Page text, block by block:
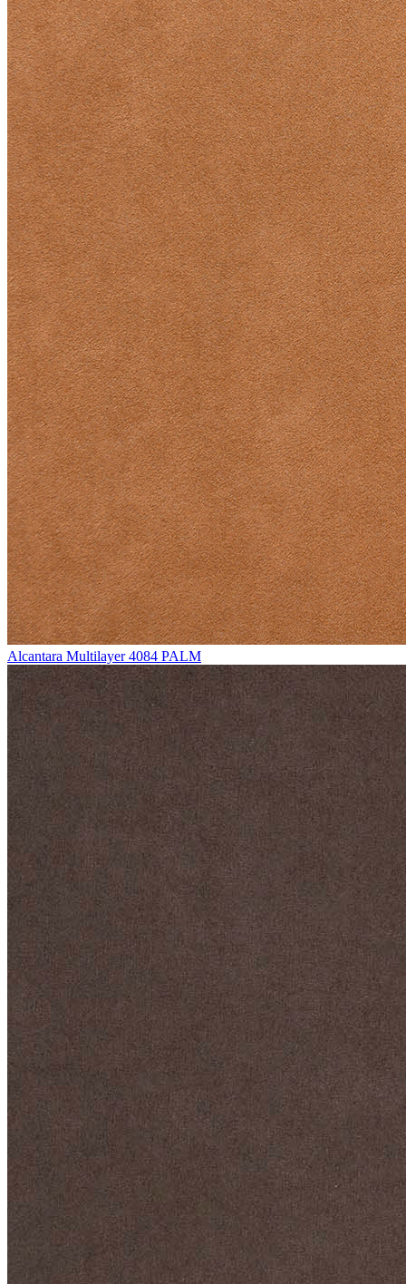
Alcantara Multilayer 4084 PALM